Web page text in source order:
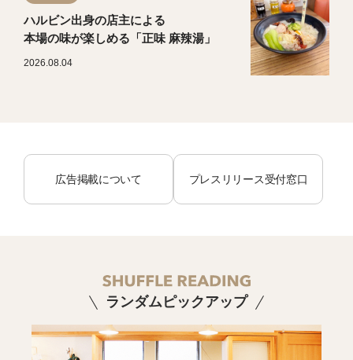
ハルビン出身の店主による
本場の味が楽しめる「正味 麻辣湯」
2026.08.04
広告掲載について プレスリリース受付窓口
ランダムピックアップ